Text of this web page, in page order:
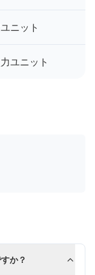
ニット
ユニット
か？